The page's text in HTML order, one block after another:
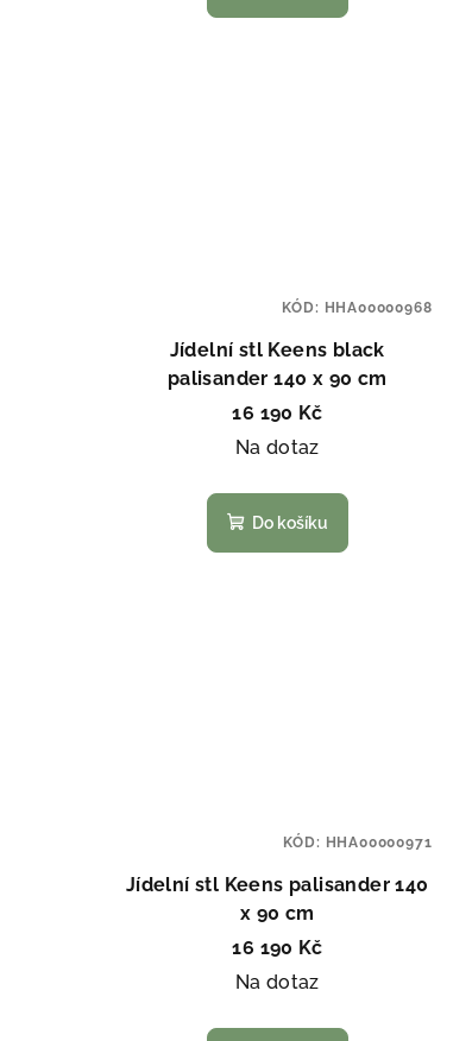
Jídelní stl Keens black
palisander 140 x 90 cm
16 190 Kč
Na dotaz
Do košíku
KÓD: HHA00000968
Jídelní stl Keens palisander 140
x 90 cm
16 190 Kč
Na dotaz
KÓD: HHA00000971